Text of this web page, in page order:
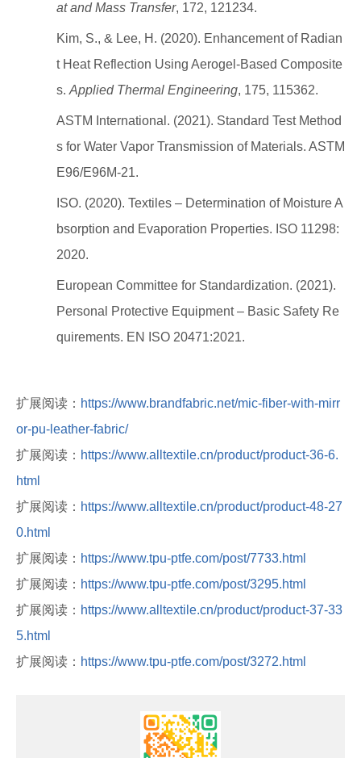
at and Mass Transfer, 172, 121234.
Kim, S., & Lee, H. (2020). Enhancement of Radian
t Heat Reflection Using Aerogel-Based Composite
s. Applied Thermal Engineering, 175, 115362.
ASTM International. (2021). Standard Test Method
s for Water Vapor Transmission of Materials. ASTM
E96/E96M-21.
ISO. (2020). Textiles – Determination of Moisture A
bsorption and Evaporation Properties. ISO 11298:
2020.
European Committee for Standardization. (2021).
Personal Protective Equipment – Basic Safety Re
quirements. EN ISO 20471:2021.
扩展阅读： https://www.brandfabric.net/mic-fiber-with-mirr
or-pu-leather-fabric/
扩展阅读： https://www.alltextile.cn/product/product-36-6.
html
扩展阅读： https://www.alltextile.cn/product/product-48-27
0.html
扩展阅读： https://www.tpu-ptfe.com/post/7733.html
扩展阅读： https://www.tpu-ptfe.com/post/3295.html
扩展阅读： https://www.alltextile.cn/product/product-37-33
5.html
扩展阅读： https://www.tpu-ptfe.com/post/3272.html